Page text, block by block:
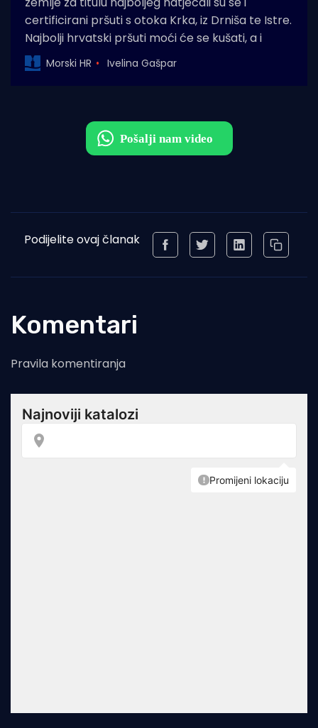
certificirani pršuti s otoka Krka, iz Drniša te Istre.
Najbolji hrvatski pršuti moći će se kušati, a i
Morski HR Ivelina Gašpar
Podijelite ovaj članak
Komentari
Pravila komentiranja